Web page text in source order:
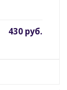
430 руб.